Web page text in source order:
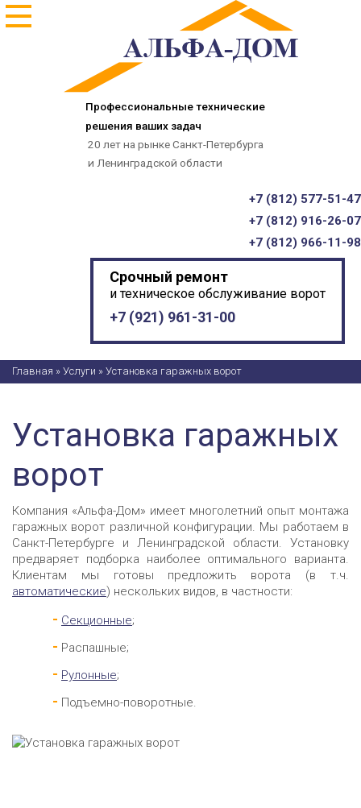
Главная
ОборудованиеПрофессиональные технические
решения ваших задач
20 лет на рынке Санкт-Петербурга
и Ленинградской области
+7 (812) 577-51-47
+7 (812) 916-26-07
+7 (812) 966-11-98
Срочный ремонт
и техническое обслуживание ворот
+7 (921) 961-31-00
Главная » Услуги » Установка гаражных ворот
Установка гаражных
ворот
Компания «Альфа-Дом» имеет многолетний опыт монтажа
гаражных ворот различной конфигурации. Мы работаем в
Санкт-Петербурге и Ленинградской области. Установку
предваряет подборка наиболее оптимального варианта.
Клиентам мы готовы предложить ворота (в т.ч.
автоматические) нескольких видов, в частности:
Секционные;
Распашные;
Рулонные;
Подъемно-поворотные.